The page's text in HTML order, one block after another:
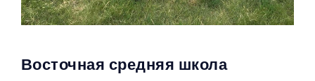
Восточная средняя школа